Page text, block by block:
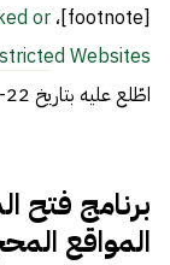
[footnote]،
or
Websites
اطّلع عليه بتاريخ 22-4-2019[/footnote]
برنامج فتح
المواقع